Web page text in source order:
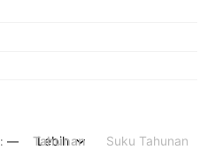
: — Tahunan Suku Tahunan
Lebih